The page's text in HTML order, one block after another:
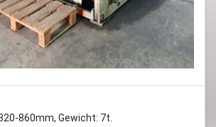
860mm, Gewicht: 7t.